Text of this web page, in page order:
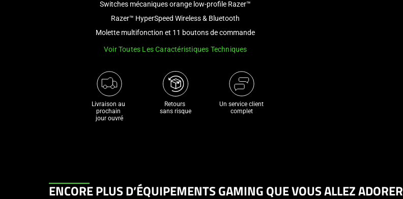
Switches mécaniques orange low-profile Razer™
Razer™ HyperSpeed Wireless & Bluetooth
Molette multifonction et 11 boutons de commande
Voir Toutes Les Caractéristiques Techniques
Livraison au
prochain
jour ouvré
Retours
sans risque
Un service client
complet
This
ENCORE PLUS D’ÉQUIPEMENTS GAMING QUE VOUS ALLEZ ADORER